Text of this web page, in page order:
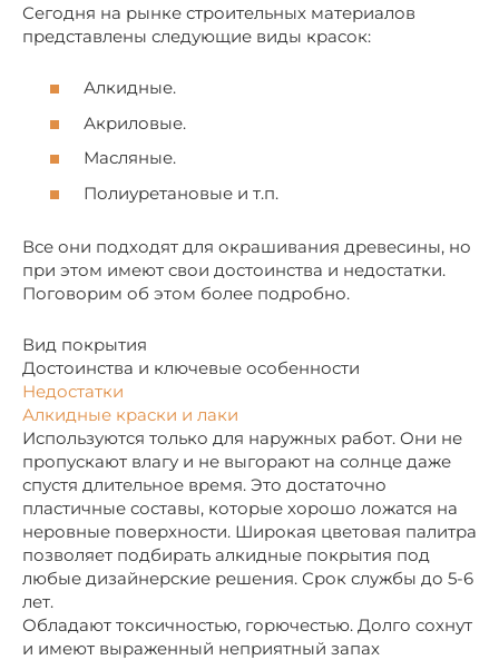
Сегодня на рынке строительных материалов
представлены следующие виды красок:
Алкидные.
Акриловые.
Масляные.
Полиуретановые и т.п.
Все они подходят для окрашивания древесины, но
при этом имеют свои достоинства и недостатки.
Поговорим об этом более подробно.
Вид покрытия
Достоинства и ключевые особенности
Недостатки
Алкидные краски и лаки
Используются только для наружных работ. Они не
пропускают влагу и не выгорают на солнце даже
спустя длительное время. Это достаточно
пластичные составы, которые хорошо ложатся на
неровные поверхности. Широкая цветовая палитра
позволяет подбирать алкидные покрытия под
любые дизайнерские решения. Срок службы до 5-6
лет.
Обладают токсичностью, горючестью. Долго сохнут
и имеют выраженный неприятный запах